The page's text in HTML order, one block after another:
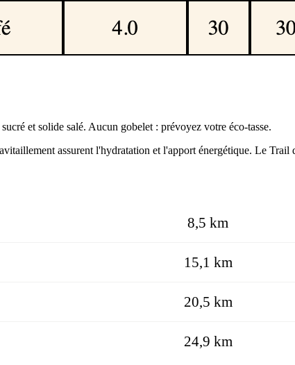
et solide salé. Aucun gobelet : prévoyez votre éco-tasse.
assurent l'hydratation et l'apport énergétique. Le Trail
8,5 km
15,1 km
20,5 km
24,9 km